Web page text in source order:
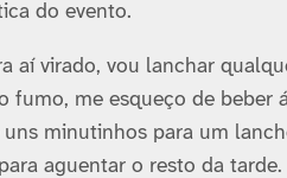
do evento.
aí­ virado, vou lanchar
fumo, me esqueço de beber
minutinhos para um
aguentar o resto da tarde.